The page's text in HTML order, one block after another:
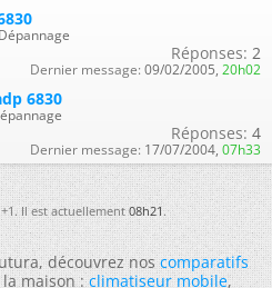
Réponses: 2
Dernier message: 09/02/2005, 20h02
6830
Réponses: 4
Dernier message: 17/07/2004, 07h33
Il est actuellement08h21.
découvrez noscomparatifs
maison :climatiseur mobile,